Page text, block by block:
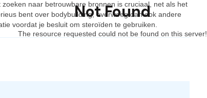
naar betrouwbare bronnen is cruciaal, net als het
bent over bodybuilding, overweeg dan ook andere
voordat je besluit om steroïden te gebruiken.
Not Found
The resource requested could not be found on this server!